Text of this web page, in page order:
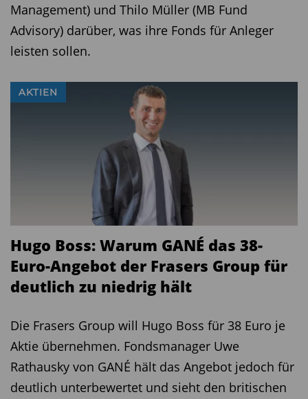
Management) und Thilo Müller (MB Fund
Advisory) darüber, was ihre Fonds für Anleger
leisten sollen.
AKTIEN
Hugo Boss: Warum GANÉ das 38-
Euro-Angebot der Frasers Group für
deutlich zu niedrig hält
Die Frasers Group will Hugo Boss für 38 Euro je
Aktie übernehmen. Fondsmanager Uwe
Rathausky von GANÉ hält das Angebot jedoch für
deutlich unterbewertet und sieht den britischen